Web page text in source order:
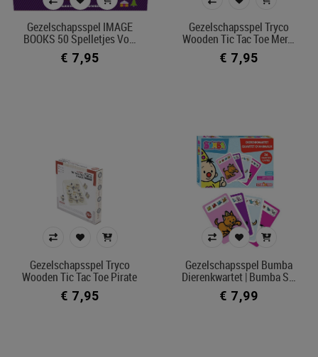
gezelschapsspel
Afdeling
Ecocheque artikelen
Belgisch product
Gezelschapsspel IMAGE
BOOKS 50 Spelletjes Vo…
€ 7,95
Gezelschapsspel Tryco
Wooden Tic Tac Toe Mer…
€ 7,95
Gezelschapsspel Tryco
Wooden Tic Tac Toe Pirate
€ 7,95
Gezelschapsspel Bumba
Dierenkwartet | Bumba S…
€ 7,99